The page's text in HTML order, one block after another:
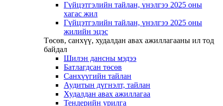
Гүйцэтгэлийн тайлан, үнэлгээ 2025 оны
хагас жил
Гүйцэтгэлийн тайлан, үнэлгээ 2025 оны
жилийн эцэс
Төсөв, санхүү, худалдан авах ажиллагааны ил тод
байдал
Шилэн дансны мэдээ
Батлагдсан төсөв
Санхүүгийн тайлан
Аудитын дүгнэлт, тайлан
Худалдан авах ажиллагаа
Тендерийн урилга